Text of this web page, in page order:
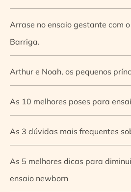
Arrase no ensaio gestante com
Barriga.
Arthur e Noah, os pequenos
As 10 melhores poses para
As 3 dúvidas mais frequentes
As 5 melhores dicas para
ensaio newborn